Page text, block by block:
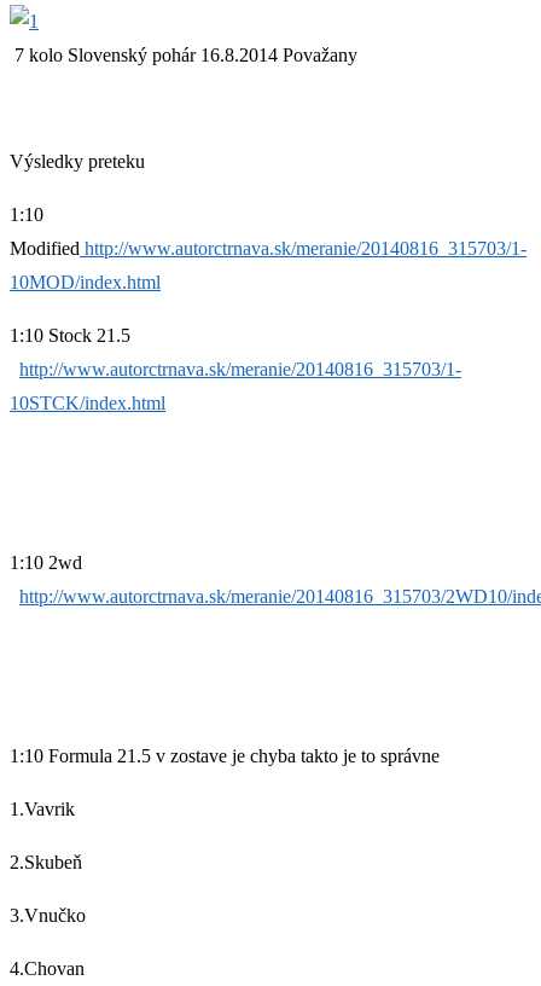
7 kolo Slovenský pohár 16.8.2014 Považany
Výsledky preteku
1:10
Modified http://www.autorctrnava.sk/meranie/20140816_315703/1-
10MOD/index.html
1:10 Stock 21.5
http://www.autorctrnava.sk/meranie/20140816_315703/1-
10STCK/index.html
1:10 2wd
http://www.autorctrnava.sk/meranie/20140816_315703/2WD10/
1:10 Formula 21.5 v zostave je chyba takto je to správne
1.Vavrik
2.Skubeň
3.Vnučko
4.Chovan